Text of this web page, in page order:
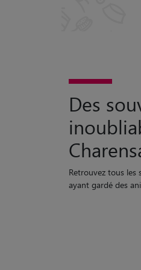
Des
Retrouvez tous les
ayant gardé des